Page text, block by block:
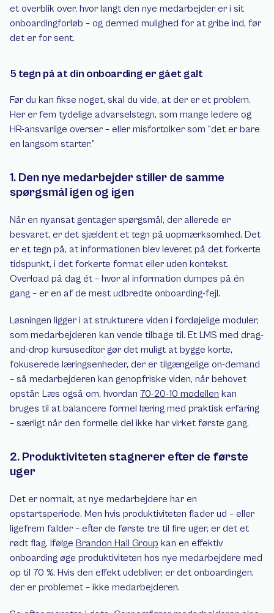
et overblik over, hvor langt den nye medarbejder er i sit
onboardingforløb – og dermed mulighed for at gribe ind, før
det er for sent.
5 tegn på at din onboarding er gået galt
Før du kan fikse noget, skal du vide, at der er et problem.
Her er fem tydelige advarselstegn, som mange ledere og
HR-ansvarlige overser – eller misfortolker som “det er bare
en langsom starter.”
1. Den nye medarbejder stiller de samme
spørgsmål igen og igen
Når en nyansat gentager spørgsmål, der allerede er
besvaret, er det sjældent et tegn på uopmærksomhed. Det
er et tegn på, at informationen blev leveret på det forkerte
tidspunkt, i det forkerte format eller uden kontekst.
Overload på dag ét – hvor al information dumpes på én
gang – er en af de mest udbredte onboarding-fejl.
Løsningen ligger i at strukturere viden i fordøjelige moduler,
som medarbejderen kan vende tilbage til. Et LMS med drag-
and-drop kursuseditor gør det muligt at bygge korte,
fokuserede læringsenheder, der er tilgængelige on-demand
– så medarbejderen kan genopfriske viden, når behovet
opstår. Læs også om, hvordan 70-20-10 modellen kan
bruges til at balancere formel læring med praktisk erfaring
– særligt når den formelle del ikke har virket første gang.
2. Produktiviteten stagnerer efter de første
uger
Det er normalt, at nye medarbejdere har en
opstartsperiode. Men hvis produktiviteten flader ud – eller
ligefrem falder – efter de første tre til fire uger, er det et
rødt flag. Ifølge Brandon Hall Group kan en effektiv
onboarding øge produktiviteten hos nye medarbejdere med
op til 70 %. Hvis den effekt udebliver, er det onboardingen,
der er problemet – ikke medarbejderen.